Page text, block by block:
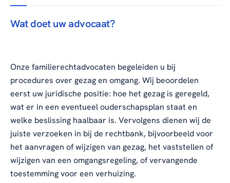
Wat doet uw advocaat?
Onze familierechtadvocaten begeleiden u bij
procedures over gezag en omgang. Wij beoordelen
eerst uw juridische positie: hoe het gezag is geregeld,
wat er in een eventueel ouderschapsplan staat en
welke beslissing haalbaar is. Vervolgens dienen wij de
juiste verzoeken in bij de rechtbank, bijvoorbeeld voor
het aanvragen of wijzigen van gezag, het vaststellen of
wijzigen van een omgangsregeling, of vervangende
toestemming voor een verhuizing.